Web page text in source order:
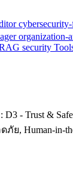
organization-
security
D3 - Trust &
ย, Human-in-